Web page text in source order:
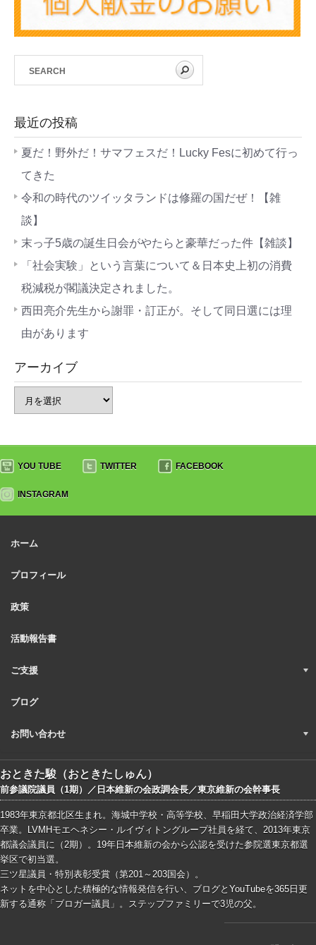
最近の投稿
夏だ！野外だ！サマフェスだ！Lucky Fesに初めて行っ
てきた
令和の時代のツイッタランドは修羅の国だぜ！【雑
談】
末っ子5歳の誕生日会がやたらと豪華だった件【雑談】
「社会実験」という言葉について＆日本史上初の消費
税減税が閣議決定されました。
西田亮介先生から謝罪・訂正が。そして同日選には理
由があります
アーカイブ
YOU TUBE TWITTER FACEBOOK
INSTAGRAM
ホーム
プロフィール
政策
活動報告書
ご支援
ブログ
お問い合わせ
おときた駿（おときたしゅん）
前参議院議員（1期）／日本維新の会政調会長／東京維新の会幹事長
1983年東京都北区生まれ。海城中学校・高等学校、早稲田大学政治経済学部
卒業。LVMHモエヘネシー・ルイヴィトングループ社員を経て、2013年東京
都議会議員に（2期）。19年日本維新の会から公認を受けた参院選東京都選
挙区で初当選。
三ツ星議員・特別表彰受賞（第201～203国会）。
ネットを中心とした積極的な情報発信を行い、ブログとYouTubeを365日更
新する通称「ブロガー議員」。ステップファミリーで3児の父。